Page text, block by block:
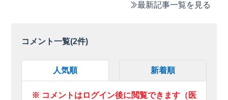
最新記事一覧を見る
コメント一覧(2件)
人気順 新着順
※ コメントはログイン後に閲覧できます（医